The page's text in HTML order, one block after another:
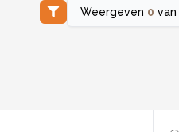
Weergeven 0 van